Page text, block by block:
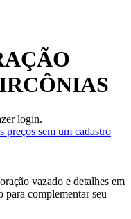
login.
preços sem um cadastro
vazado e detalhes em
para complementar seu